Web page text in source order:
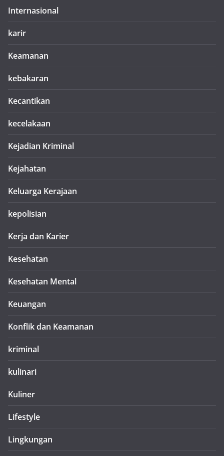
Internasional
karir
Keamanan
kebakaran
Kecantikan
kecelakaan
Kejadian Kriminal
Kejahatan
Keluarga Kerajaan
kepolisian
Kerja dan Karier
Kesehatan
Kesehatan Mental
Keuangan
Konflik dan Keamanan
kriminal
kulinari
Kuliner
Lifestyle
Lingkungan